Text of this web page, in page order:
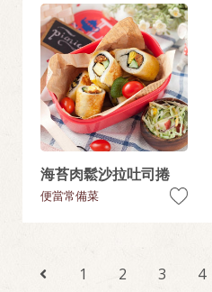
海苔肉鬆沙拉吐司捲
便當常備菜
1 2 3 4